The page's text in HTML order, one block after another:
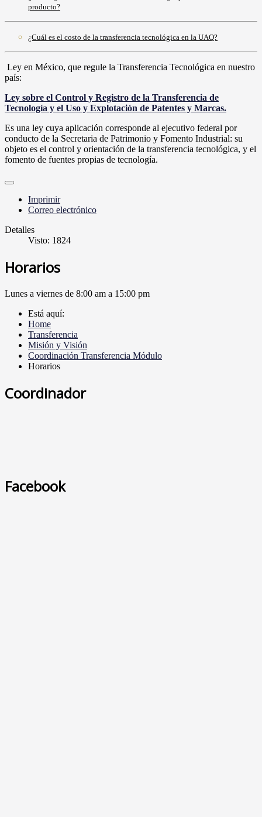
producto?
¿Cuál es el costo de la transferencia tecnológica en la UAQ?
Ley en México, que regule la Transferencia Tecnológica en nuestro
país:
Ley sobre el Control y Registro de la Transferencia de
Tecnología y el Uso y Explotación de Patentes y Marcas.
Es una ley cuya aplicación corresponde al ejecutivo federal por
conducto de la Secretaria de Patrimonio y Fomento Industrial: su
objeto es el control y orientación de la transferencia tecnológica, y el
fomento de fuentes propias de tecnología.
Imprimir
Correo electrónico
Detalles
Visto: 1824
Horarios
Lunes a viernes de 8:00 am a 15:00 pm
Está aquí:
Home
Transferencia
Misión y Visión
Coordinación Transferencia Módulo
Horarios
Coordinador
Facebook